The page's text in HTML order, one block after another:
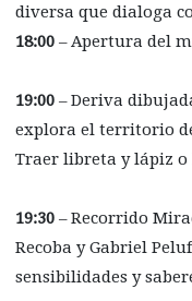
diversa que dialoga
18:00 – Apertura del
19:00 – Deriva
explora el territorio
Traer libreta y lápiz o
19:30 – Recorrido
Recoba y Gabriel
sensibilidades y